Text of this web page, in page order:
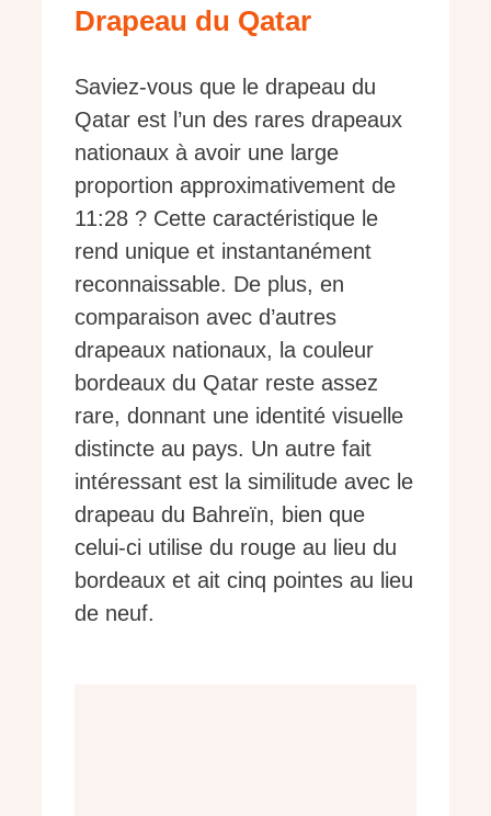
Drapeau du Qatar
Saviez-vous que le drapeau du
Qatar est l’un des rares drapeaux
nationaux à avoir une large
proportion approximativement de
11:28 ? Cette caractéristique le
rend unique et instantanément
reconnaissable. De plus, en
comparaison avec d’autres
drapeaux nationaux, la couleur
bordeaux du Qatar reste assez
rare, donnant une identité visuelle
distincte au pays. Un autre fait
intéressant est la similitude avec le
drapeau du Bahreïn, bien que
celui-ci utilise du rouge au lieu du
bordeaux et ait cinq pointes au lieu
de neuf.